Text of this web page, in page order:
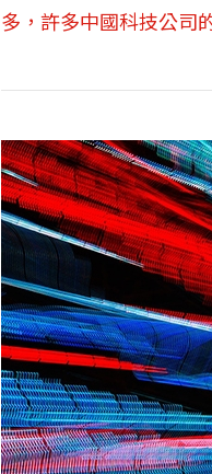
多，許多中國科技公司